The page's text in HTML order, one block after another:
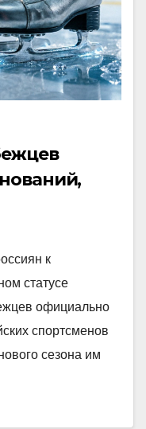
к
статусе
официально
спортсменов
сезона им